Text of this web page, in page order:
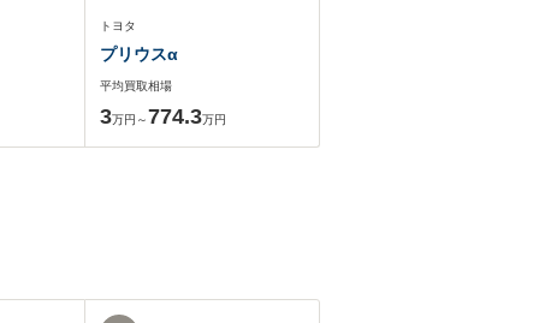
トヨタ
プリウスα
平均買取相場
3万円～774.3万円